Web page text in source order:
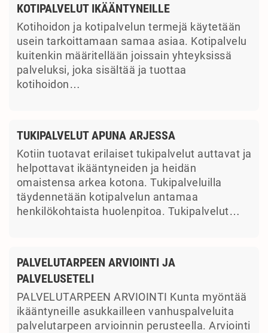
KOTIPALVELUT IKÄÄNTYNEILLE
Kotihoidon ja kotipalvelun termejä käytetään
usein tarkoittamaan samaa asiaa. Kotipalvelu
kuitenkin määritellään joissain yhteyksissä
palveluksi, joka sisältää ja tuottaa
kotihoidon…
TUKIPALVELUT APUNA ARJESSA
Kotiin tuotavat erilaiset tukipalvelut auttavat ja
helpottavat ikääntyneiden ja heidän
omaistensa arkea kotona. Tukipalveluilla
täydennetään kotipalvelun antamaa
henkilökohtaista huolenpitoa. Tukipalvelut…
PALVELUTARPEEN ARVIOINTI JA
PALVELUSETELI
PALVELUTARPEEN ARVIOINTI Kunta myöntää
ikääntyneille asukkailleen vanhuspalveluita
palvelutarpeen arvioinnin perusteella. Arviointi